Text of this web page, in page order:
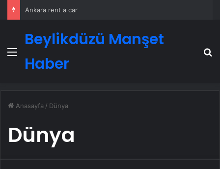
Ankara rent a car
Menü
Beylikdüzü Manşet
Haber
Anasayfa / Dünya
Dünya